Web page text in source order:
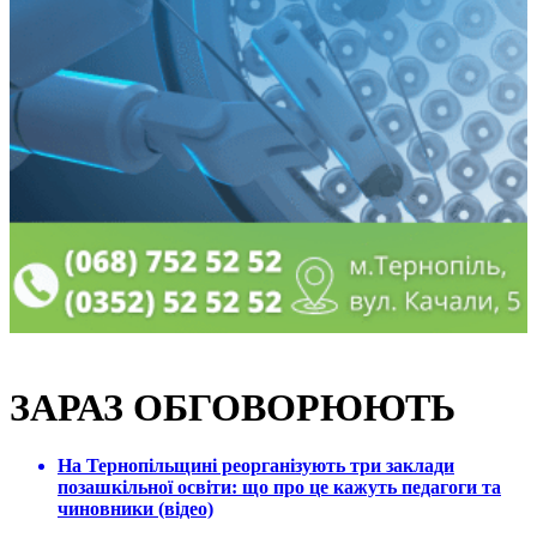
ЗАРАЗ ОБГОВОРЮЮТЬ
На Тернопільщині реорганізують три заклади
позашкільної освіти: що про це кажуть педагоги та
чиновники (відео)